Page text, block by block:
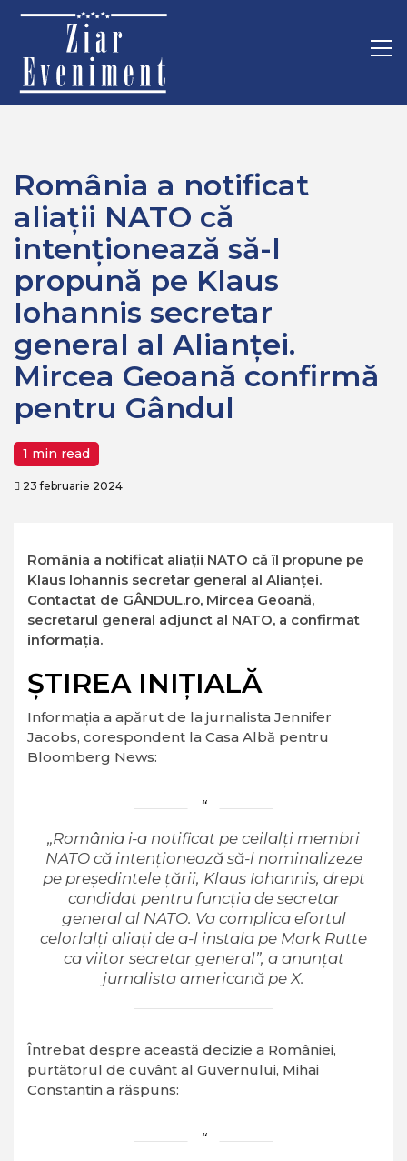
Politica
România a notificat aliații NATO că intenționează să-l
propună pe Klaus Iohannis secretar general al Alianței. Mircea
Geoană confirmă pentru Gândul
România a notificat
aliații NATO că
intenționează să-l
propună pe Klaus
Iohannis secretar
general al Alianței.
Mircea Geoană confirmă
pentru Gândul
1 min read
23 februarie 2024
​​România a notificat aliații NATO că îl propune pe
Klaus Iohannis secretar general al Alianței.
Contactat de GÂNDUL.ro, Mircea Geoană,
secretarul general adjunct al NATO, a confirmat
informația.
ȘTIREA INIȚIALĂ
Informația a apărut de la jurnalista Jennifer
Jacobs, corespondent la Casa Albă pentru
Bloomberg News:
„România i-a notificat pe ceilalți membri
NATO că intenționează să-l nominalizeze
pe președintele țării, Klaus Iohannis, drept
candidat pentru funcția de secretar
general al NATO. Va complica efortul
celorlalți aliați de a-l instala pe Mark Rutte
ca viitor secretar general”, a anunțat
jurnalista americană pe X.
Întrebat despre această decizie a României,
purtătorul de cuvânt al Guvernului, Mihai
Constantin a răspuns: